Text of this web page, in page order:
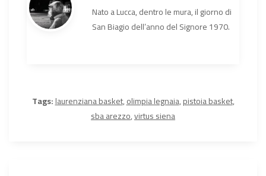
Nato a Lucca, dentro le mura, il giorno di
San Biagio dell’anno del Signore 1970.
Tags:laurenziana basket,olimpia legnaia,pistoia basket,
sba arezzo,virtus siena